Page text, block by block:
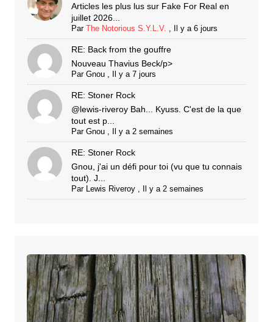
Articles les plus lus sur Fake For Real en
juillet 2026...
Par The Notorious S.Y.L.V. Il y a 6 jours
RE: Back from the gouffre
Nouveau Thavius Beck/p>
Par Gnou, Il y a 7 jours
RE: Stoner Rock
@lewis-riveroy Bah... Kyuss. C'est de la que
tout est p...
Par Gnou, Il y a 2 semaines
RE: Stoner Rock
Gnou, j'ai un défi pour toi (vu que tu connais
tout). J...
Par Lewis Riveroy, Il y a 2 semaines
BUCK
65
–
Porch